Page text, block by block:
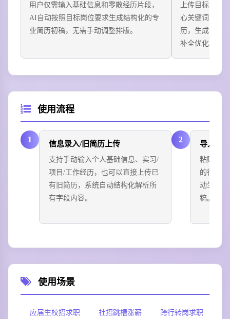
场景四：海投提效
求职高峰期求职者需要同时投递12个不同岗位，使用AI
简历姬的一岗一版批量改写功能，20分钟完成12份不同
方向的定制化简历，配合投递追踪看板统一管理进度，
用户仅需输入基础信息和零散经历片段，
AI自动按照目标岗位要求生成结构化的专
业简历初稿，无需手动调整排版。
上传目标岗位
心关键词，一
历，生成匹配
补全优化。
使用流程
1 信息录入/旧简历上传
支持手动输入个人基础信息、实习/
项目/工作经历，也可以直接上传已
有旧简历，系统自动结构化解析所
有字段内容。
2 导入目
粘贴目
的行业
动生成
稿。
使用场景
应届生校招求职 社招跳槽涨薪 跨行转岗求职